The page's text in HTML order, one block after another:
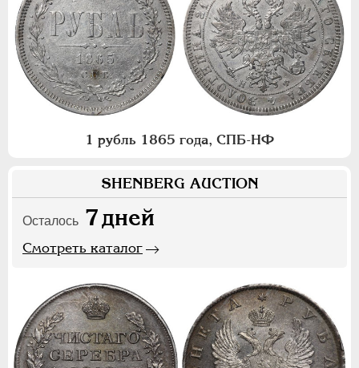
1 рубль 1865 года, СПБ-НФ
SHENBERG AUCTION
Осталось 7дней
Смотреть каталог